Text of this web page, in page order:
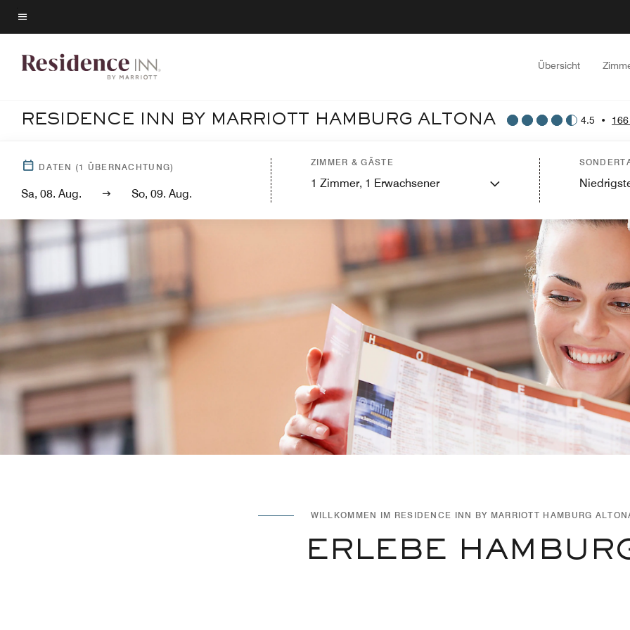
Skip
to
content
Menütext
Übersicht
RESIDENCE INN BY MARRIOTT HAMBURG ALTONA 4.5 •
DATEN (1 ÜBERNACHTUNG)
Sa, 08. Aug. So, 09. Aug.
ZIMMER & GÄSTE
1 Zimmer, 1 Erwachsener
WILLKOMMEN IM RESIDENCE INN BY MARRIOTT HAMBURG
ERLEBE